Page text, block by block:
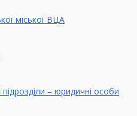
міської ВЦА
підрозділи – юридичні особи